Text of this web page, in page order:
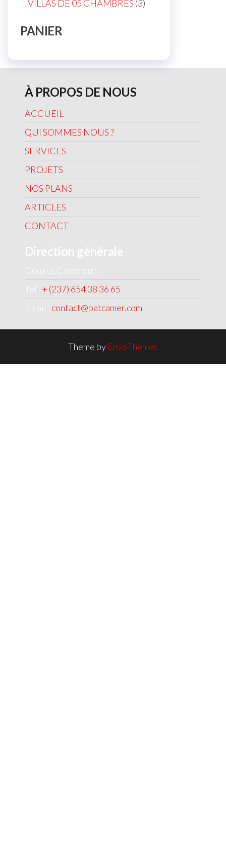
VILLAS DE 05 CHAMBRES 33
PANIER
À PROPOS DE NOUS
ACCUEIL
QUI SOMMES NOUS ?
SERVICES
PROJETS
NOS PLANS
ARTICLES
CONTACT
Direction générale
Douala, Cameroun
Tel : + (237) 654 38 36 65
Email : contact@batcamer.com
Theme by EnvoThemes